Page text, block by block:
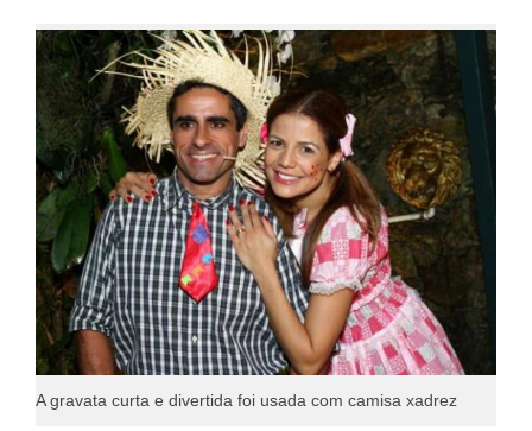
A gravata curta e divertida foi usada com camisa xadrez